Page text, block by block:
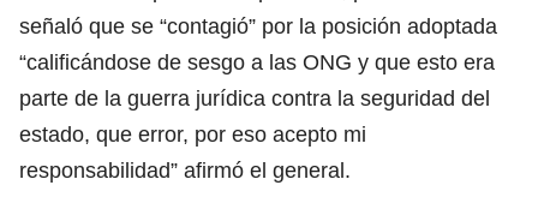
señaló que se “contagió” por la posición adoptada
“calificándose de sesgo a las ONG y que esto era
parte de la guerra jurídica contra la seguridad del
estado, que error, por eso acepto mi
responsabilidad” afirmó el general.